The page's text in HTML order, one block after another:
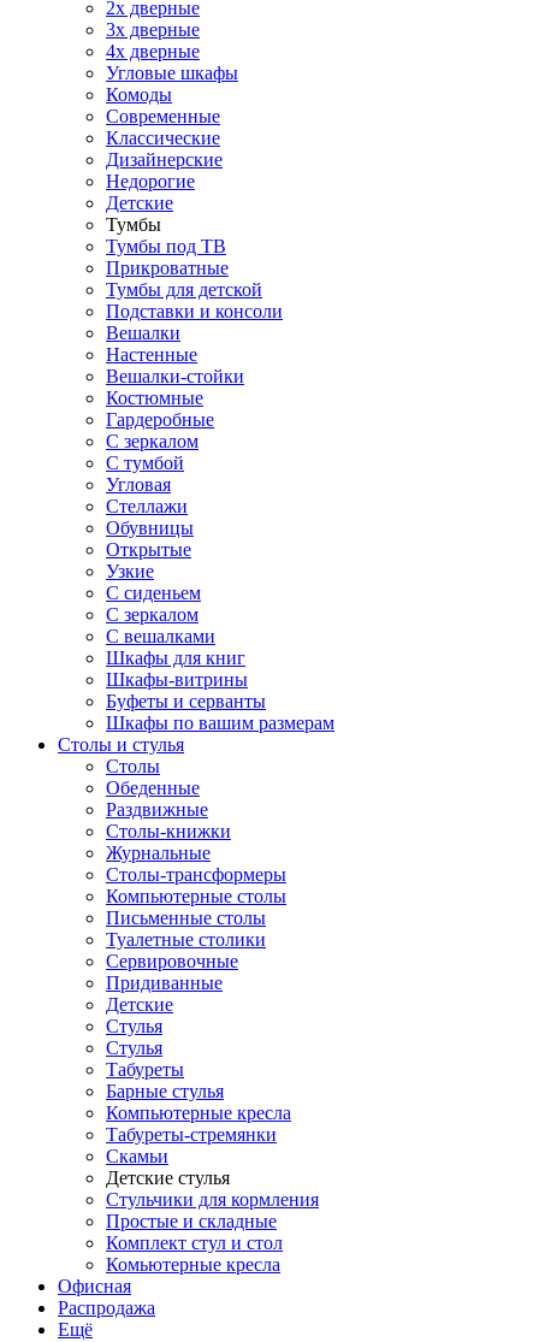
2х дверные
3х дверные
4х дверные
Угловые шкафы
Комоды
Современные
Классические
Дизайнерские
Недорогие
Детские
Тумбы
Тумбы под ТВ
Прикроватные
Тумбы для детской
Подставки и консоли
Вешалки
Настенные
Вешалки-стойки
Костюмные
Гардеробные
С зеркалом
С тумбой
Угловая
Стеллажи
Обувницы
Открытые
Узкие
С сиденьем
С зеркалом
С вешалками
Шкафы для книг
Шкафы-витрины
Буфеты и серванты
Шкафы по вашим размерам
Столы и стулья
Столы
Обеденные
Раздвижные
Столы-книжки
Журнальные
Столы-трансформеры
Компьютерные столы
Письменные столы
Туалетные столики
Сервировочные
Придиванные
Детские
Стулья
Стулья
Табуреты
Барные стулья
Компьютерные кресла
Табуреты-стремянки
Скамьи
Детские стулья
Стульчики для кормления
Простые и складные
Комплект стул и стол
Комьютерные кресла
Офисная
Распродажа
Eщё